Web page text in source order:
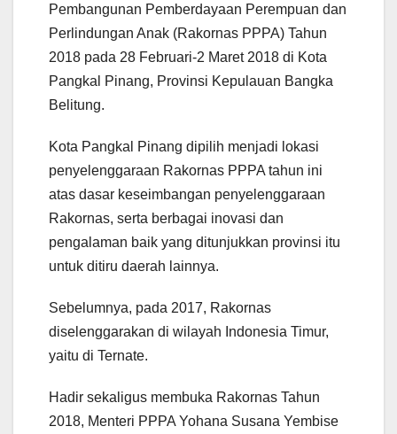
Pembangunan Pemberdayaan Perempuan dan
Perlindungan Anak (Rakornas PPPA) Tahun
2018 pada 28 Februari-2 Maret 2018 di Kota
Pangkal Pinang, Provinsi Kepulauan Bangka
Belitung.
Kota Pangkal Pinang dipilih menjadi lokasi
penyelenggaraan Rakornas PPPA tahun ini
atas dasar keseimbangan penyelenggaraan
Rakornas, serta berbagai inovasi dan
pengalaman baik yang ditunjukkan provinsi itu
untuk ditiru daerah lainnya.
Sebelumnya, pada 2017, Rakornas
diselenggarakan di wilayah Indonesia Timur,
yaitu di Ternate.
Hadir sekaligus membuka Rakornas Tahun
2018, Menteri PPPA Yohana Susana Yembise